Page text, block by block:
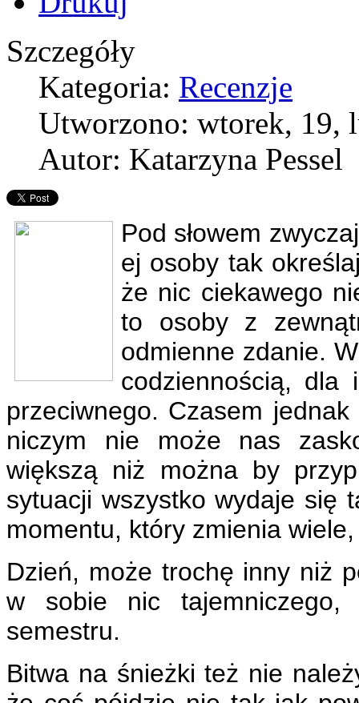
Szczegóły
Kategoria: Recenzje
Utworzono: wtorek, 19,
Autor: Katarzyna Pessel
Pod słowem
ej osoby tak
że nic ciekawego ni
to osoby z
odmienne zdanie.
codziennością, dla
przeciwnego. Czasem
niczym nie może nas
większą niż można by
sytuacji wszystko wydaje się
momentu, który zmienia
Dzień, może trochę inny niż
w sobie nic
semestru.
Bitwa na śnieżki też nie